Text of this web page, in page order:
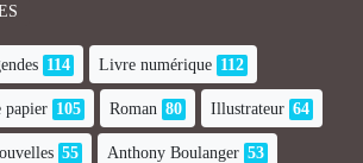
114 Livre numérique 112
105 Roman 80 Illustrateur 64
55 Anthony Boulanger 53